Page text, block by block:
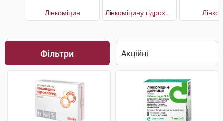
Лінкоміцин
Фільтри